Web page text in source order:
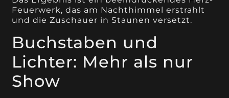
Feuerwerk, das am Nachthimmel erstrahlt
und die Zuschauer in Staunen versetzt.
Buchstaben und
Lichter: Mehr als nur
Show